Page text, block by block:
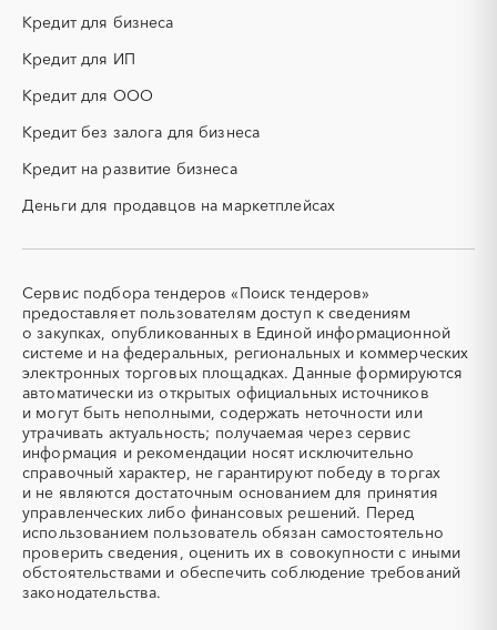
КТП
НИОКР
ОКР (опытно-
конструкторские работы)
ПГС (песчано-гравийная
смесь)
кабельные системы)
ТЭН
(Теплоэлектронагреватель)
УДС (установки
депарафинизации скважин)
УКПГ
ЯТЭК
Аварийные работы
Авиаперевозка
Авиационные работы
Авиационные работы
вертолетами
Автобус
Автовозы
Автогрейдер
Автозапчасти
Автоматизация
Автомобили
Автомобильные весы
Авторский надзор
Автотранспорт
Автоцистерны пожарные
Адсорбенты
Карелия
Кировская область
Костромская область
Красноярский край
Магаданская область
Марий Эл
Московская область
Мурманская область
Ненецкий AО
Нижегородская область
Новгородская область
Новосибирская область
Омская область
Оренбургская область
Орловская область
Пензенская область
Пермский край
Приморский край
Псковская область
Ростовская область
Рязанская область
Самарская область
Санкт-Петербург
Саратовская область
Сахалинская область
Свердловская область
Севастополь
Кредит для бизнеса
Кредит для ИП
Кредит для ООО
Кредит без залога для бизнеса
Кредит на развитие бизнеса
Деньги для продавцов на маркетплейсах
Сервис подбора тендеров «Поиск тендеров»
предоставляет пользователям доступ к сведениям
о закупках, опубликованных в Единой информационной
системе и на федеральных, региональных и коммерческих
электронных торговых площадках. Данные формируются
автоматически из открытых официальных источников
и могут быть неполными, содержать неточности или
утрачивать актуальность; получаемая через сервис
информация и рекомендации носят исключительно
справочный характер, не гарантируют победу в торгах
и не являются достаточным основанием для принятия
управленческих либо финансовых решений. Перед
использованием пользователь обязан самостоятельно
проверить сведения, оценить их в совокупности с иными
обстоятельствами и обеспечить соблюдение требований
законодательства.